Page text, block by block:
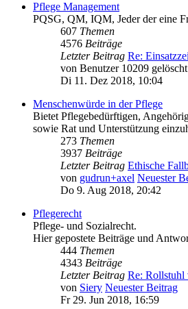
Pflege Management
PQSG, QM, IQM, Jeder der eine
607 Themen
4576 Beiträge
Letzter Beitrag Re:
von Benutzer 10209 gelöscht
Di 11. Dez 2018, 10:04
Menschenwürde in der Pflege
Bietet Pflegebedürftigen,
sowie Rat und Unterstützung
273 Themen
3937 Beiträge
Letzter Beitrag Ethische
von gudrun+axel Neuester
Do 9. Aug 2018, 20:42
Pflegerecht
Pflege- und Sozialrecht.
Hier gepostete Beiträge und
444 Themen
4343 Beiträge
Letzter Beitrag Re: Rollstuhl
von Siery Neuester Beitrag
Fr 29. Jun 2018, 16:59